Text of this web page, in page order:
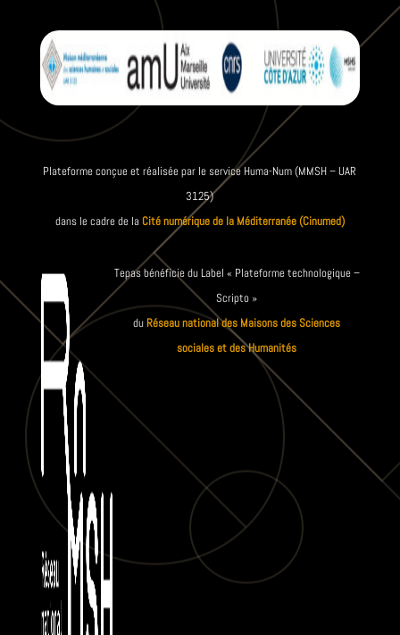
Plateforme conçue et réalisée par le service Huma-Num (MMSH – UAR
3125)
dans le cadre de la Cité numérique de la Méditerranée (Cinumed)
Tepas bénéficie du Label « Plateforme technologique –
Scripto »
du Réseau national des Maisons des Sciences
sociales et des Humanités